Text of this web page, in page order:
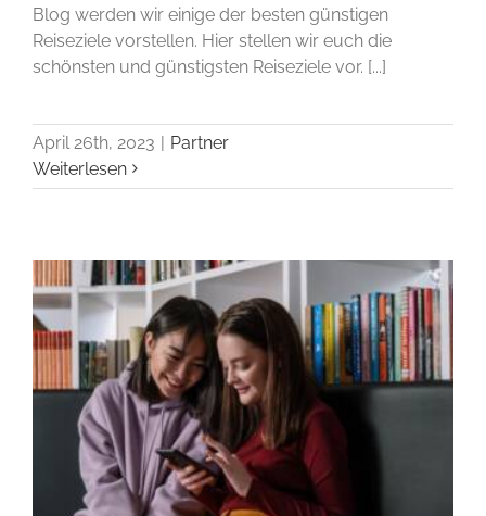
Blog werden wir einige der besten günstigen
Reiseziele vorstellen. Hier stellen wir euch die
schönsten und günstigsten Reiseziele vor. [...]
April 26th, 2023 | Partner
Weiterlesen